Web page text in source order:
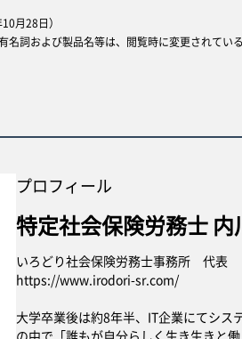
月28日）
詞および製品名等は、閲覧時に変更されてい
プロフィール
特定社会保険労務士 内
いろどり社会保険労務士事務所 代表
https://www.irodori-sr.com/
大学卒業後は約8年半、IT企業にてシス
の中で「誰もが自分らしく生き生きと